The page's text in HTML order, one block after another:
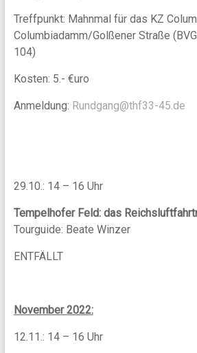
Treffpunkt: Mahnmal für das KZ
Columbiadamm/Golßener Straße
104)
Kosten: 5.- €uro
Anmeldung: Rundgang@thf33-45.de
29.10.: 14 – 16 Uhr
Tempelhofer Feld: das
Tourguide: Beate Winzer
ENTFÄLLT
November 2022:
12.11.: 14 – 16 Uhr